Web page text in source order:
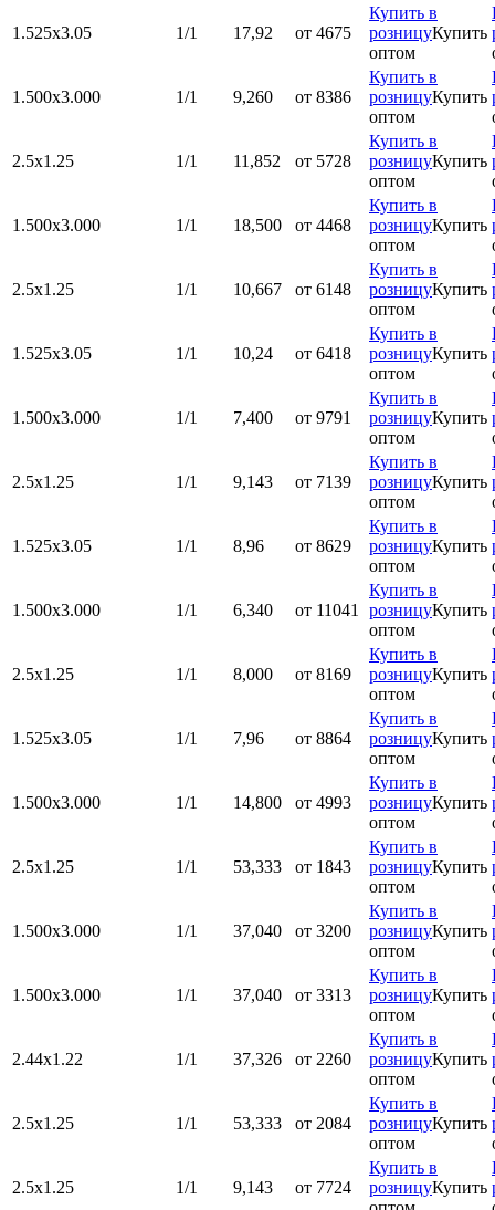
1.525х3.05 1/1 17,92 от 4675
Купить в
розницуКупить
оптом
1.500x3.000 1/1 9,260 от 8386
Купить в
розницуКупить
оптом
2.5х1.25 1/1 11,852 от 5728
Купить в
розницуКупить
оптом
1.500x3.000 1/1 18,500 от 4468
Купить в
розницуКупить
оптом
2.5х1.25 1/1 10,667 от 6148
Купить в
розницуКупить
оптом
1.525х3.05 1/1 10,24 от 6418
Купить в
розницуКупить
оптом
1.500x3.000 1/1 7,400 от 9791
Купить в
розницуКупить
оптом
2.5х1.25 1/1 9,143 от 7139
Купить в
розницуКупить
оптом
1.525х3.05 1/1 8,96 от 8629
Купить в
розницуКупить
оптом
1.500x3.000 1/1 6,340 от 11041
Купить в
розницуКупить
оптом
2.5х1.25 1/1 8,000 от 8169
Купить в
розницуКупить
оптом
1.525х3.05 1/1 7,96 от 8864
Купить в
розницуКупить
оптом
1.500x3.000 1/1 14,800 от 4993
Купить в
розницуКупить
оптом
2.5х1.25 1/1 53,333 от 1843
Купить в
розницуКупить
оптом
1.500x3.000 1/1 37,040 от 3200
Купить в
розницуКупить
оптом
1.500x3.000 1/1 37,040 от 3313
Купить в
розницуКупить
оптом
2.44х1.22 1/1 37,326 от 2260
Купить в
розницуКупить
оптом
2.5х1.25 1/1 53,333 от 2084
Купить в
розницуКупить
оптом
2.5х1.25 1/1 9,143 от 7724
Купить в
розницуКупить